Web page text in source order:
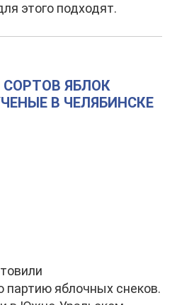
этого подходят.
ЯБЛОК
В ЧЕЛЯБИНСКЕ
партию яблочных снеков.